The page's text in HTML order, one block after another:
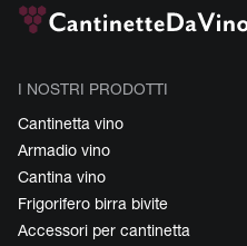
I NOSTRI PRODOTTI
Cantinetta vino
Armadio vino
Cantina vino
Frigorifero birra bivite
Accessori per cantinetta